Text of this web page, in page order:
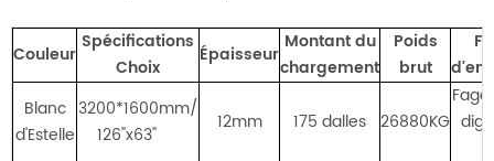
Couleur
Spécifications
Choix
Épaisseur
Montant du
chargement
Poids
brut
Blanc
d'Estelle
3200*1600mm/
126''x63''
12mm 175 dalles 26880KG